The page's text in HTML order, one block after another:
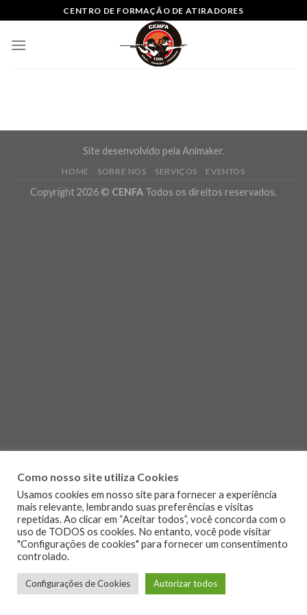
to
content
CENTRO DE FORMAÇÃO DE ATIRADORES
Site desenvolvido pela Animaker.
HOME SOBRE NOS SERVIÇOS EVENTOS
Copyright 2026 © CENFA Todos os direitos reservados.
Como nosso site utiliza Cookies
Usamos cookies em nosso site para fornecer a experiência
mais relevante, lembrando suas preferências e visitas
repetidas. Ao clicar em “Aceitar todos”, você concorda com o
uso de TODOS os cookies. No entanto, você pode visitar
"Configurações de cookies" para fornecer um consentimento
controlado.
Configurações de Cookies Autorizar todos